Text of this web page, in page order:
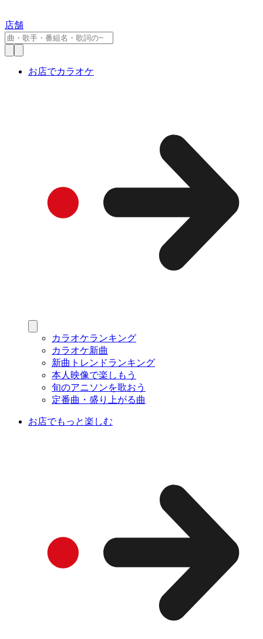
店舗
お店でカラオケ
カラオケランキング
カラオケ新曲
新曲トレンドランキング
本人映像で楽しもう
旬のアニソンを歌おう
定番曲・盛り上がる曲
お店でもっと楽しむ